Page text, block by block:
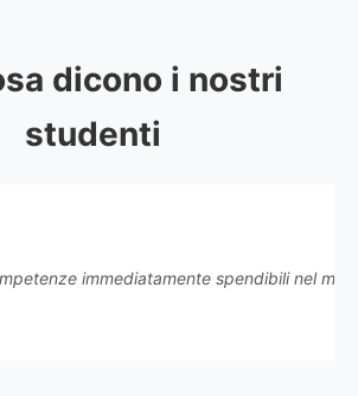
dicono i nostri
studenti
immediatamente spendibili nel mio lavoro."